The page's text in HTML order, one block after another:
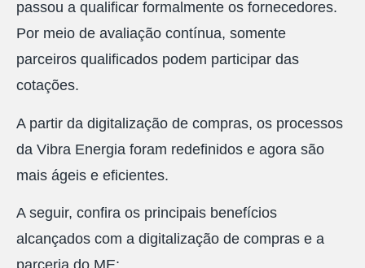
passou a qualificar formalmente os fornecedores.
Por meio de avaliação contínua, somente
parceiros qualificados podem participar das
cotações.
A partir da digitalização de compras, os processos
da Vibra Energia foram redefinidos e agora são
mais ágeis e eficientes.
A seguir, confira os principais benefícios
alcançados com a digitalização de compras e a